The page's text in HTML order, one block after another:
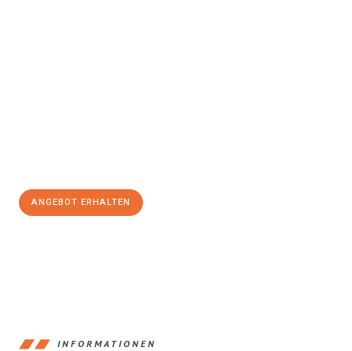
ANGEBOT ERHALTEN
INFORMATIONEN